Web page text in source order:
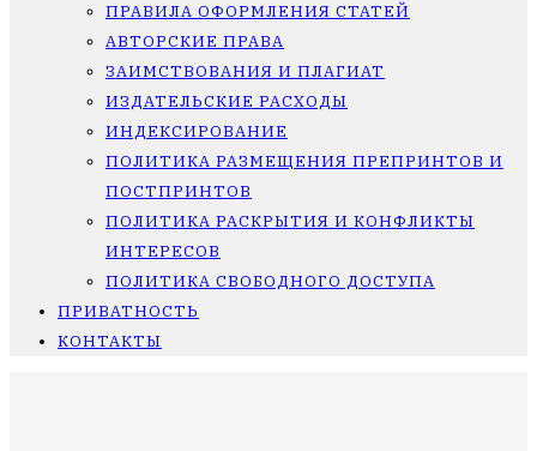
ПРАВИЛА ОФОРМЛЕНИЯ СТАТЕЙ
АВТОРСКИЕ ПРАВА
ЗАИМСТВОВАНИЯ И ПЛАГИАТ
ИЗДАТЕЛЬСКИЕ РАСХОДЫ
ИНДЕКСИРОВАНИЕ
ПОЛИТИКА РАЗМЕЩЕНИЯ ПРЕПРИНТОВ И
ПОСТПРИНТОВ
ПОЛИТИКА РАСКРЫТИЯ И КОНФЛИКТЫ
ИНТЕРЕСОВ
ПОЛИТИКА СВОБОДНОГО ДОСТУПА
ПРИВАТНОСТЬ
КОНТАКТЫ